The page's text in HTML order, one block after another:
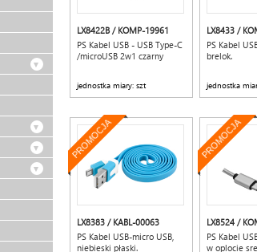
LX8422B / KOMP-19961
PS Kabel USB - USB Type-C
/microUSB 2w1 czarny
jednostka miary: szt
LX8433 /
PS Kabel
brelok.
jednostka
PROMOCJA
LX8383 / KABL-00063
PS Kabel USB-micro USB,
niebieski płaski.
PROMOCJA
LX8524 /
PS Kabel
w oplocie